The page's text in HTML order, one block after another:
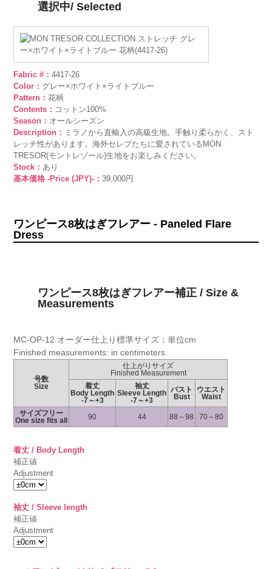
選択中/ Selected
Fabric #：4417-26
Color： グレー×ホワイト×ライトブルー
Pattern：花柄
Contents： コットン100%
Season： オールシーズン
Description： ミラノから直輸入の高級生地。手触り柔らかく、スト
レッチ性があります。海外セレブたちに愛されているMON
TRESOR(モントレゾール)生地をお楽しみください。
Stock：あり
基本価格 -Price (JPY)-：39,000円
ワンピース8枚はぎフレアー - Paneled Flare
Dress
ワンピース8枚はぎフレアー補正 / Size &
Measurements
MC-OP-12 オーダー仕上り標準サイズ：単位cm
Finished measurements: in centimeters
号数
Size
仕上がりサイズ
Finished Measurement
着丈
Body Length
-7～+3
袖丈
Sleeve Length
-7～+3
バスト
Bust
ウエスト
Waist
サイズフリー
One size fits all
90 44 88～98 70～80
着丈 / Body Length
補正値
Adjustment
袖丈 / Sleeve length
補正値
Adjustment